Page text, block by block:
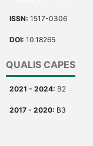
ISSN: 1517-0306
DOI: 10.18265
QUALIS CAPES
2021 - 2024: B2
2017 - 2020: B3